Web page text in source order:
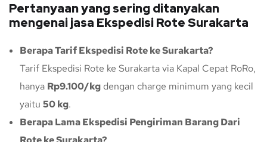
Pertanyaan yang sering ditanyakan
mengenai jasa Ekspedisi Rote Surakarta
Berapa Tarif Ekspedisi Rote ke Surakarta?
Tarif Ekspedisi Rote ke Surakarta via Kapal Cepat RoRo,
hanya Rp9.100/kg dengan charge minimum yang kecil
yaitu 50 kg.
Berapa Lama Ekspedisi Pengiriman Barang Dari